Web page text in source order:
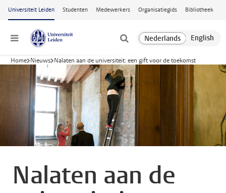
Ga naar hoofdinhoud
Universiteit Leiden Studenten Medewerkers Organisatiegids Bibliotheek
Menu
Home Nieuws Nalaten aan de universiteit: een gift voor de toekomst
Nalaten aan de